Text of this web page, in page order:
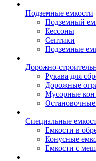
Подземные емкости
Подземный
Кессоны
Септики
Подземные
Дорожно-
Рукава для
Дорожные
Мусорные
Специальные
Емкости в
Конусные
Емкости с